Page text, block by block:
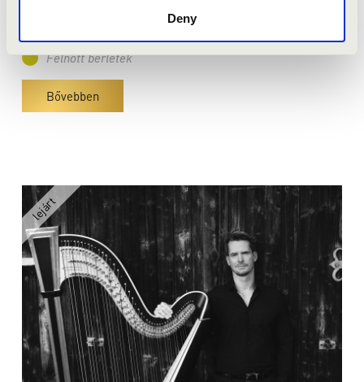
Deny
8 900 Ft/ 7 900 Ft/ 6 400 Ft/ 4 400 Ft
Felnőtt bérletek
Bővebben